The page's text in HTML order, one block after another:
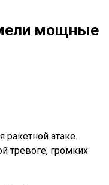
мощные
ракетной атаке.
тревоге, громких